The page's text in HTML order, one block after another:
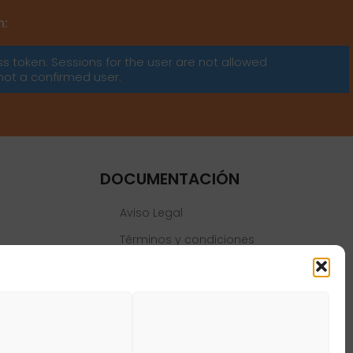
token: Sessions for the user are not allowed
a confirmed user.
DOCUMENTACIÓN
Aviso Legal
Términos y condiciones